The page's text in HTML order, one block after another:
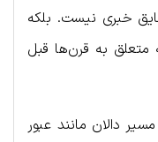
خبری نیست. بلکه
متعلق به قرن‌ها قبل
دالان مانند عبور